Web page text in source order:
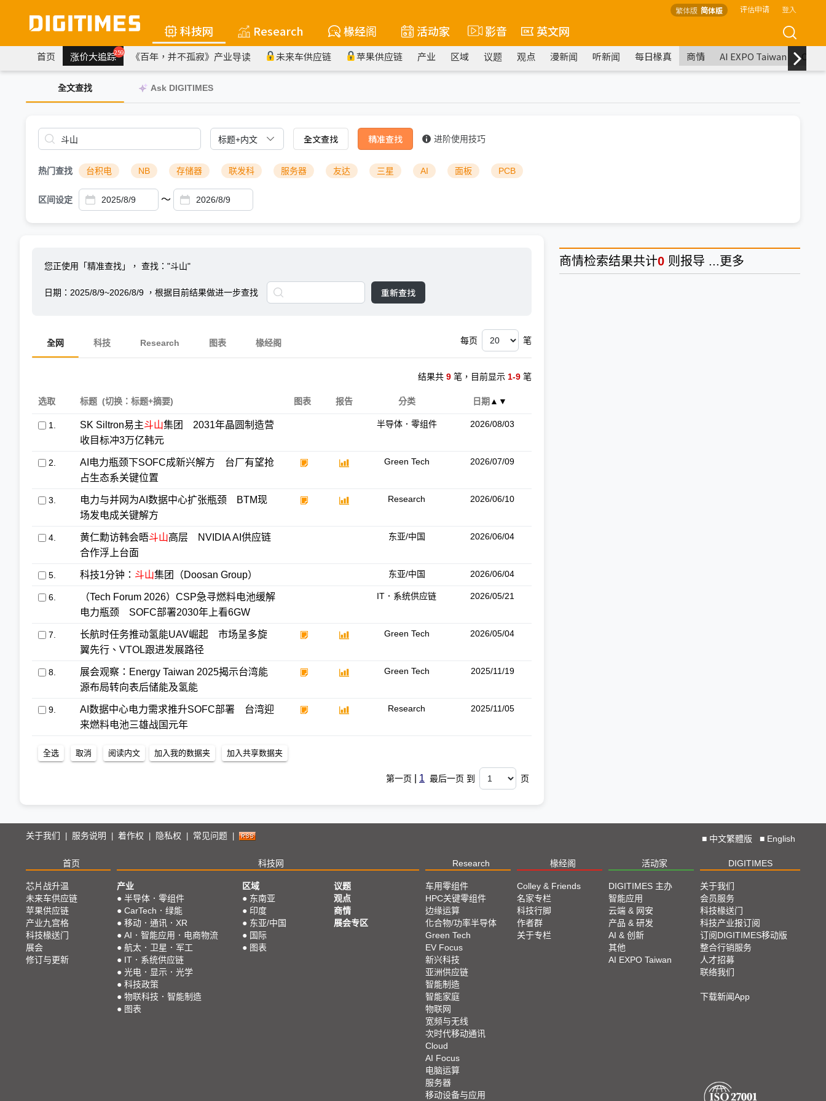
繁体版 简体版 评估申请 登入
科技网 Research 椽经阁 活动家 影音 英文网
首页 涨价大追踪259 《百年，并不孤寂》产业导读 未来车供应链 苹果供应链 产业 区域 议题 观点 漫新闻 听新闻 每日椽真 商情 AI EXPO Taiwan
全文查找 Ask DIGITIMES
全文查找 精准查找 进阶使用技巧
热门查找 台积电 NB 存储器 联发科 服务器 友达 三星 AI 面板 PCB
区间设定 ～
您正使用「精准查找」， 查找："斗山"
日期： 2025/8/9~2026/8/9 ，根据目前结果做进一步查找 重新查找
全网 科技 Research 图表 椽经阁 每页 笔
结果共 9 笔，目前显示 1-9 笔
选取 标题 (切换：标题+摘要) 图表 报告 分类 日期 ▲ ▼
1. SK Siltron易主斗山集团 2031年晶圆制造营
收目标冲3万亿韩元
半导体．零组件 2026/08/03
2.
AI电力瓶颈下SOFC成新兴解方 台厂有望抢
占生态系关键位置
Green Tech 2026/07/09
3.
电力与并网为AI数据中心扩张瓶颈 BTM现
场发电成关键解方
Research 2026/06/10
4. 黄仁勳访韩会晤斗山高层 NVIDIA AI供应链
合作浮上台面
东亚/中国 2026/06/04
5. 科技1分钟： 斗山集团（Doosan Group） 东亚/中国 2026/06/04
6.
（Tech Forum 2026）CSP急寻燃料电池缓解
电力瓶颈 SOFC部署2030年上看6GW
IT．系统供应链 2026/05/21
7.
长航时任务推动氢能UAV崛起 市场呈多旋
翼先行、VTOL跟进发展路径
Green Tech 2026/05/04
8.
展会观察：Energy Taiwan 2025揭示台湾能
源布局转向表后储能及氢能
Green Tech 2025/11/19
9.
AI数据中心电力需求推升SOFC部署 台湾迎
来燃料电池三雄战国元年
Research 2025/11/05
第一页 1 最后一页 到 页
商情检索结果共计0 则报导 ... 更多
关于我们 服务说明 着作权 隐私权 常见问题 ■ 中文繁體版 ■ English
首页 科技网 Research 椽经阁 活动家 DIGITIMES
芯片战升温
未来车供应链
苹果供应链
产业九宫格
科技椽送门
展会
修订与更新
产业
● 半导体．零组件
● CarTech．绿能
● 移动．通讯．XR
● AI．智能应用．电商物流
● 航太．卫星．军工
● IT．系统供应链
● 光电．显示．光学
● 科技政策
● 物联科技．智能制造
● 图表
区域
● 东南亚
● 印度
● 东亚/中国
● 国际
● 图表
议题
观点
商情
展会专区
车用零组件
HPC关键零组件
边缘运算
化合物/功率半导体
Green Tech
EV Focus
新兴科技
亚洲供应链
智能制造
智能家庭
物联网
宽频与无线
次时代移动通讯
Cloud
AI Focus
电脑运算
服务器
移动设备与应用
Colley & Friends
名家专栏
科技行脚
作者群
关于专栏
DIGITIMES 主办
智能应用
云端 & 网安
产品 & 研发
AI & 创新
其他
AI EXPO Taiwan
关于我们
会员服务
科技椽送门
科技产业报订阅
订阅DIGITIMES移动版
整合行销服务
人才招募
联络我们
下载新闻App